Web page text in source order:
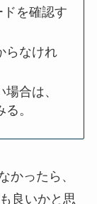
を確認す
らなけれ
合は、
。
かったら、
良いかと思